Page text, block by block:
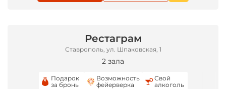
Рестаграм
Ставрополь, ул. Шпаковская, 1
2 зала
Подарок
за бронь
Возможность
фейерверка
Свой
алкоголь